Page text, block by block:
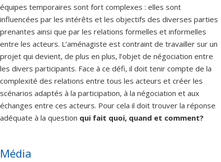
équipes temporaires sont fort complexes : elles sont
influencées par les intérêts et les objectifs des diverses parties
prenantes ainsi que par les relations formelles et informelles
entre les acteurs. L’aménagiste est contraint de travailler sur un
projet qui devient, de plus en plus, l’objet de négociation entre
les divers participants. Face à ce défi, il doit tenir compte de la
complexité des relations entre tous les acteurs et créer les
scénarios adaptés à la participation, à la négociation et aux
échanges entre ces acteurs. Pour cela il doit trouver la réponse
adéquate à la question qui fait quoi, quand et comment?
Média